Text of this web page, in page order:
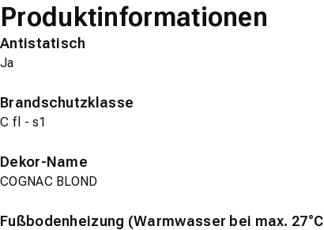
Produktinformationen
Antistatisch
Ja
Brandschutzklasse
C fl - s1
Dekor-Name
COGNAC BLOND
Fußbodenheizung (Warmwasser bei max. 27°C